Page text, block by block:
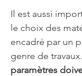
Il est aussi
le choix des
encadré par un
genre de
paramètres